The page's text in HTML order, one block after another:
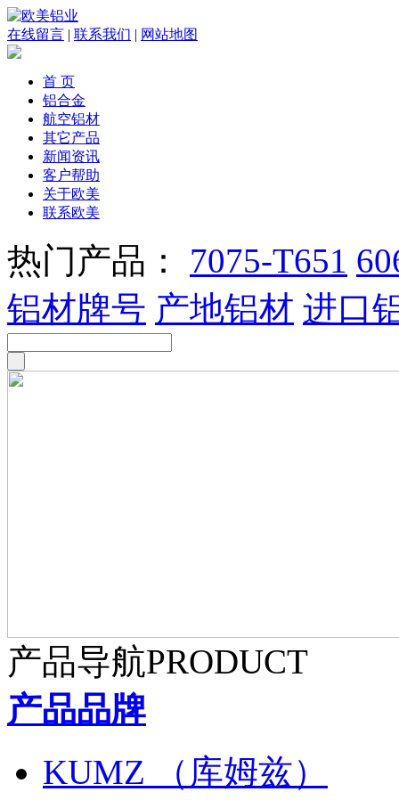
在线留言 | 联系我们 | 网站地图
首 页
铝合金
航空铝材
其它产品
新闻资讯
客户帮助
关于欧美
联系欧美
热门产品： 7075-T651
铝材牌号 产地铝材 进口
产品导航PRODUCT
产品品牌
KUMZ （库姆兹）